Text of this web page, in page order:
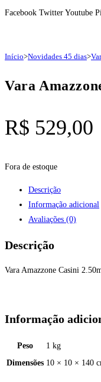
Facebook Twitter Youtube
Início>Novidades 45 dias>
Vara
R$ 529,00
Fora de estoque
Descrição
Informação adicional
Avaliações (0)
Descrição
Vara Amazzone Casini
Informação
Peso
1 kg
Dimensões 10 × 10 × 140